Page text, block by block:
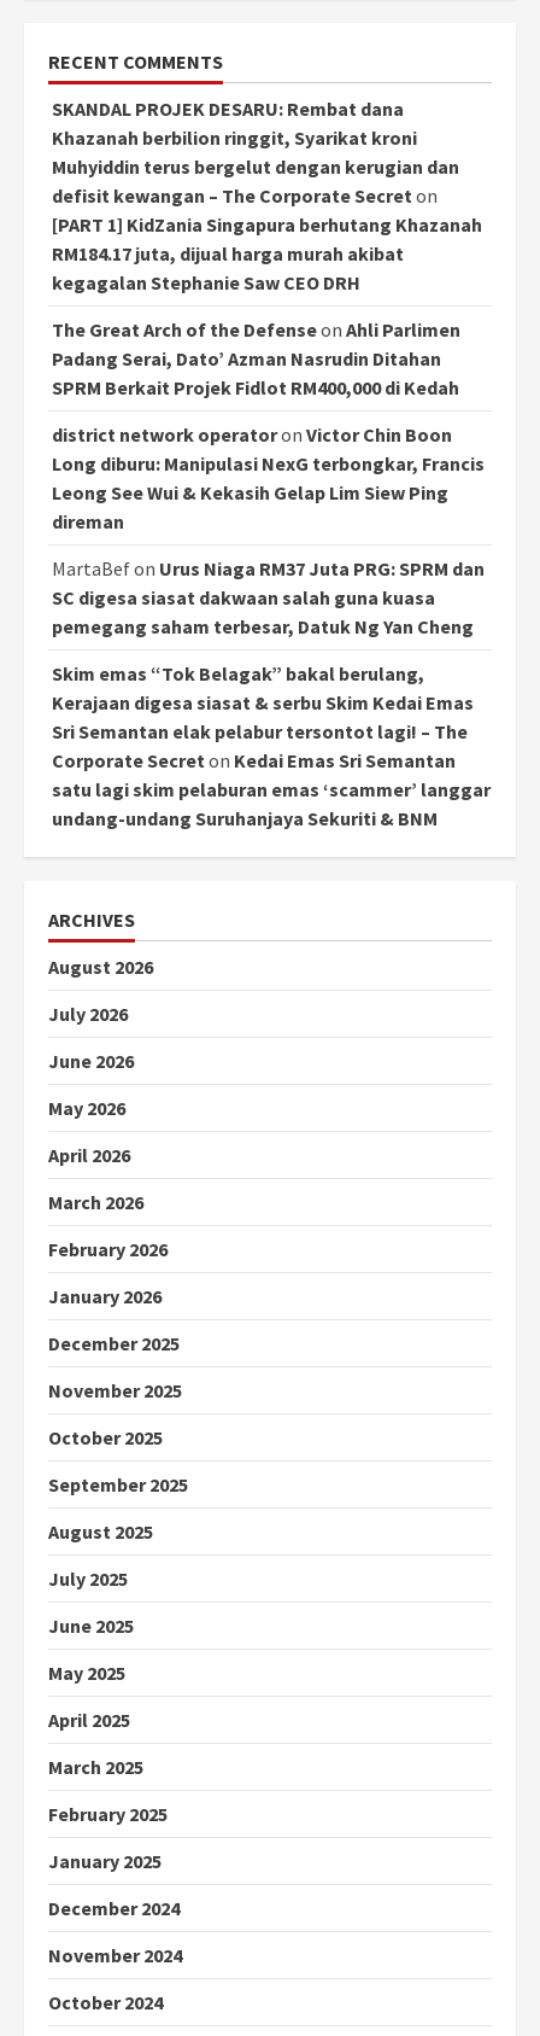
RECENT COMMENTS
SKANDAL PROJEK DESARU: Rembat dana
Khazanah berbilion ringgit, Syarikat kroni
Muhyiddin terus bergelut dengan kerugian dan
defisit kewangan – The Corporate Secreton
[PART 1] KidZania Singapura berhutang Khazanah
RM184.17 juta, dijual harga murah akibat
kegagalan Stephanie Saw CEO DRH
The Great Arch of the Defenseon Ahli Parlimen
Padang Serai, Dato’ Azman Nasrudin Ditahan
SPRM Berkait Projek Fidlot RM400,000 di Kedah
district network operatoron Victor Chin Boon
Long diburu: Manipulasi NexG terbongkar, Francis
Leong See Wui & Kekasih Gelap Lim Siew Ping
direman
MartaBefon Urus Niaga RM37 Juta PRG: SPRM dan
SC digesa siasat dakwaan salah guna kuasa
pemegang saham terbesar, Datuk Ng Yan Cheng
Skim emas “Tok Belagak” bakal berulang,
Kerajaan digesa siasat & serbu Skim Kedai Emas
Sri Semantan elak pelabur tersontot lagi! – The
Corporate Secreton Kedai Emas Sri Semantan
satu lagi skim pelaburan emas ‘scammer’ langgar
undang-undang Suruhanjaya Sekuriti & BNM
ARCHIVES
August 2026
July 2026
June 2026
May 2026
April 2026
March 2026
February 2026
January 2026
December 2025
November 2025
October 2025
September 2025
August 2025
July 2025
June 2025
May 2025
April 2025
March 2025
February 2025
January 2025
December 2024
November 2024
October 2024